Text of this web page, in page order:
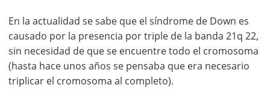
En la actualidad se sabe que el síndrome de Down es
causado por la presencia por triple de la banda 21q 22,
sin necesidad de que se encuentre todo el cromosoma
(hasta hace unos años se pensaba que era necesario
triplicar el cromosoma al completo).